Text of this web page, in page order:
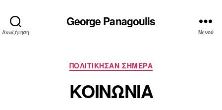
Αναζήτηση
George Panagoulis
Μενού
Κατηγορίες
ΠΟΛΙΤΙΚΗΣΑΝ ΣΗΜΕΡΑ
ΚΟΙΝΩΝΙΑ